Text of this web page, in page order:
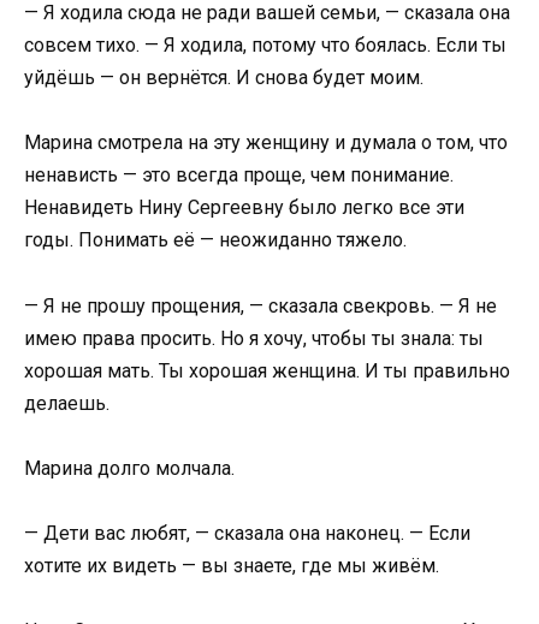
— Я ходила сюда не ради вашей семьи, — сказала она
совсем тихо. — Я ходила, потому что боялась. Если ты
уйдёшь — он вернётся. И снова будет моим.
Марина смотрела на эту женщину и думала о том, что
ненависть — это всегда проще, чем понимание.
Ненавидеть Нину Сергеевну было легко все эти
годы. Понимать её — неожиданно тяжело.
— Я не прошу прощения, — сказала свекровь. — Я не
имею права просить. Но я хочу, чтобы ты знала: ты
хорошая мать. Ты хорошая женщина. И ты правильно
делаешь.
Марина долго молчала.
— Дети вас любят, — сказала она наконец. — Если
хотите их видеть — вы знаете, где мы живём.